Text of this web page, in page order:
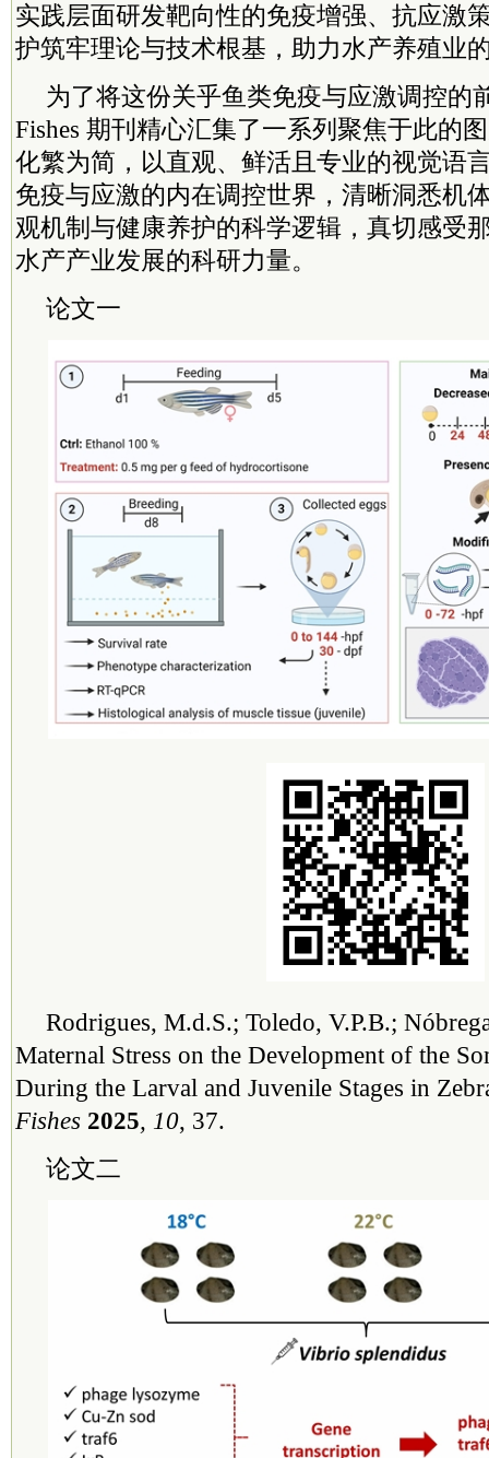
实践层面研发靶向性的免疫增强、抗应激
护筑牢理论与技术根基，助力水产养殖业
为了将这份关乎鱼类免疫与应激调控的
Fishes 期刊精心汇集了一系列聚焦于此的
化繁为简，以直观、鲜活且专业的视觉语
免疫与应激的内在调控世界，清晰洞悉机
观机制与健康养护的科学逻辑，真切感受
水产产业发展的科研力量。
论文一
Rodrigues, M.d.S.; Toledo, V.P.B.;
Maternal Stress on the Development of the
During the Larval and Juvenile Stages in
Fishes 2025, 10, 37.
论文二